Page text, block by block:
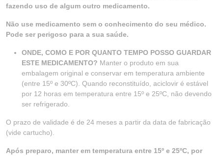
fazendo uso de algum outro medicamento.
Não use medicamento sem o conhecimento do seu médico.
Pode ser perigoso para a sua saúde.
ONDE, COMO E POR QUANTO TEMPO POSSO GUARDAR
ESTE MEDICAMENTO? Manter o produto em sua
embalagem original e conservar em temperatura ambiente
(entre 15º e 30ºC). Quando reconstituído, aciclovir é estável
por 12 horas em temperatura entre 15º e 25ºC, não devendo
ser refrigerado.
O prazo de validade é de 24 meses a partir da data de fabricação
(vide cartucho).
Após preparo, manter em temperatura entre 15º e 25ºC, por